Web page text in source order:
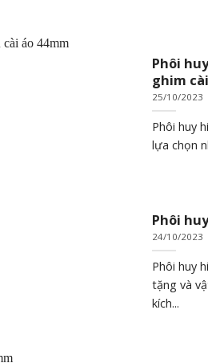
Phôi
ghim cài
25/10/2023
Phôi huy
lựa chọn
Phôi
24/10/2023
Phôi huy
tặng và
kích...